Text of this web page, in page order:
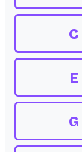
C
E
G